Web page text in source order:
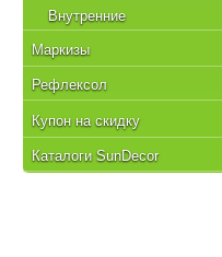
Внутренние
Маркизы
Рефлексол
Купон на скидку
Каталоги SunDecor